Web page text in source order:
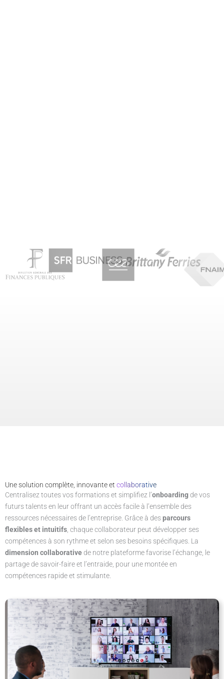
Une solution complète, innovante et collaborative
Centralisez toutes vos formations et simplifiez l’onboardingde vos
futurs talents en leur offrant un accès facile à l’ensemble des
ressources nécessaires de l’entreprise. Grâce à desparcours
flexibles et intuitifs, chaque collaborateur peut développer ses
compétences à son rythme et selon ses besoins spécifiques. La
dimension collaborativede notre plateforme favorise l’échange, le
partage de savoir-faire et l’entraide, pour une montée en
compétences rapide et stimulante.